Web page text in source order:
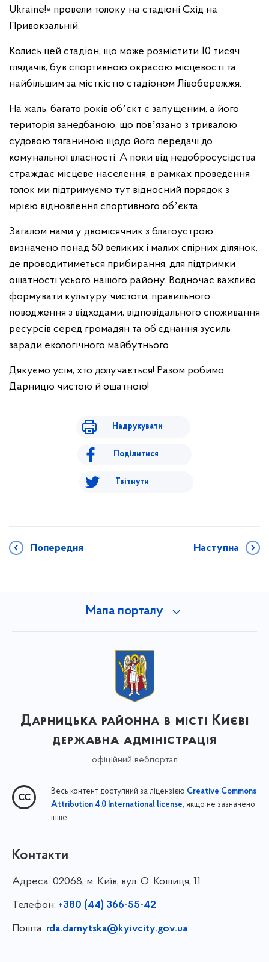
Ukraine!» провели толоку на стадіоні Схід на
Привокзальній.
Колись цей стадіон, що може розмістити 10 тисяч
глядачів, був спортивною окрасою місцевості та
найбільшим за місткістю стадіоном Лівобережжя.
На жаль, багато років обʼєкт є запущеним, а його
територія занедбаною, що повʼязано з тривалою
судовою тяганиною щодо його передачі до
комунальної власності. А поки від недобросусідства
страждає місцеве населення, в рамках проведення
толок ми підтримуємо тут відносний порядок з
мрією відновлення спортивного обʼєкта.
Загалом нами у двомісячник з благоустрою
визначено понад 50 великих і малих спірних ділянок,
де проводитиметься прибирання, для підтримки
ошатності усього нашого району. Водночас важливо
формувати культуру чистоти, правильного
поводження з відходами, відповідального споживання
ресурсів серед громадян та об’єднання зусиль
заради екологічного майбутнього.
Дякуємо усім, хто долучається! Разом робимо
Дарницю чистою й ошатною!
Надрукувати
Поділитися
Твітнути
Попередня Наступна
Мапа порталу
Дарницька районна в місті Києві
державна адміністрація
офіційний вебпортал
Весь контент доступний за ліцензією Creative Commons
Attribution 4.0 International license, якщо не зазначено
інше
Контакти
Адреса: 02068, м. Київ, вул. О. Кошиця, 11
Телефон: +380 (44) 366-55-42
Пошта: rda.darnytska@kyivcity.gov.ua